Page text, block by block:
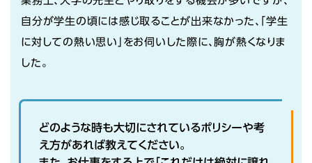
自分が学生の頃には感じ取ることが出来なかった、「学生
に対しての熱い思い」をお伺いした際に、胸が熱くなりま
した。
どのような時も大切にされているポリシーや考
え方があれば教えてください。